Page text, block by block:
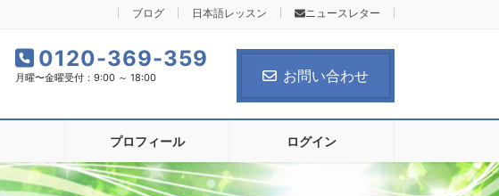
ブログ 日本語レッスン ニュースレター
0120-369-359
月曜〜金曜受付：9:00 ～ 18:00 お問い合わせ
プロフィール ログイン